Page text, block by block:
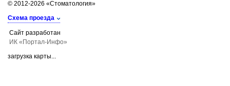
© 2012-2026 «Стоматология»
Схема проезда
Сайт разработан
ИК «Портал-Инфо»
загрузка карты...